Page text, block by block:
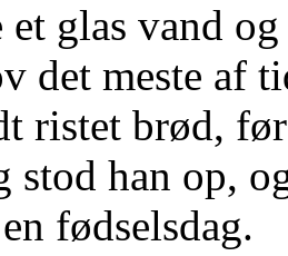
et glas vand
det meste af
ristet brød,
stod han op,
fødselsdag.